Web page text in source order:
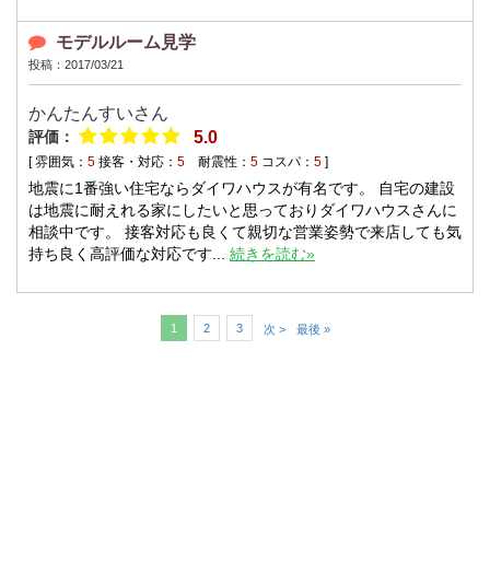
モデルルーム見学
投稿：2017/03/21
かんたんすいさん
評価： 5.0
[ 雰囲気： 5 接客・対応： 5 耐震性： 5 コスパ： 5 ]
地震に1番強い住宅ならダイワハウスが有名です。 自宅の建設
は地震に耐えれる家にしたいと思っておりダイワハウスさんに
相談中です。 接客対応も良くて親切な営業姿勢で来店しても気
持ち良く高評価な対応です... 続きを読む»
1 2 3 次 > 最後 »